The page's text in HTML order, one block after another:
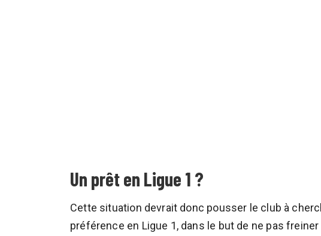
Un prêt en Ligue 1 ?
Cette situation devrait donc pousser le club à
préférence en Ligue 1, dans le but de ne pas